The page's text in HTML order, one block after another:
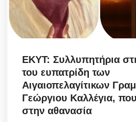
ΕΚΥΤ: Συλλυπητήρια
του ευπατρίδη των
Αιγαιοπελαγίτικων
Γεώργιου Καλλέγια,
στην αθανασία